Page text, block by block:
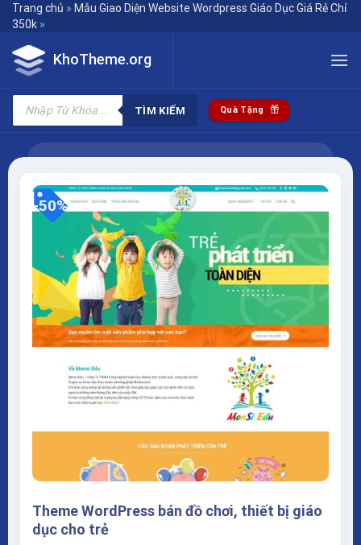
Skip
content
Trang chủ » Mẫu Giao Diện Website Wordpress Giáo Dục Giá Rẻ Chỉ
350k »
KhoTheme.org
Tìm
kiếm
phẩm
TÌM KIẾM Quà Tặng
-50%
Theme WordPress bán đồ chơi, thiết bị giáo
dục cho trẻ